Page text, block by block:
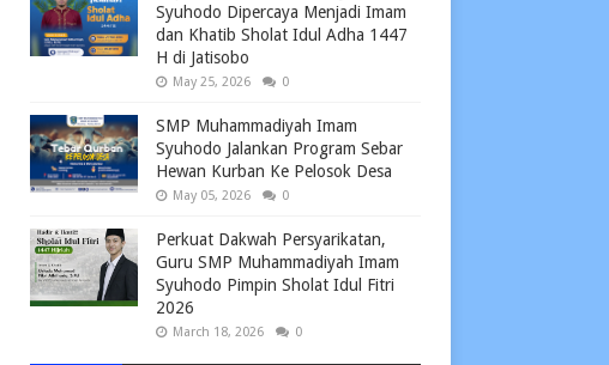
Syuhodo Dipercaya Menjadi Imam
dan Khatib Sholat Idul Adha 1447
H di Jatisobo
May 25, 2026 0
SMP Muhammadiyah Imam
Syuhodo Jalankan Program Sebar
Hewan Kurban Ke Pelosok Desa
May 05, 2026 0
Perkuat Dakwah Persyarikatan,
Guru SMP Muhammadiyah Imam
Syuhodo Pimpin Sholat Idul Fitri
2026
March 18, 2026 0